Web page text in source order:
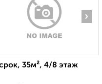
›
35м², 4/8 этаж